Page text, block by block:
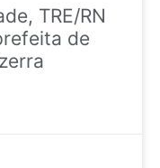
TRE/RN
de